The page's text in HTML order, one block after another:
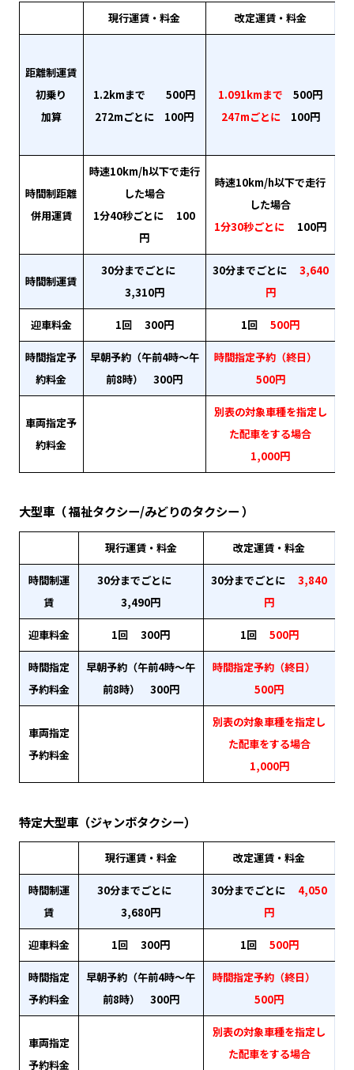
現行運賃・料金 改定運賃・料金
距離制運賃
初乗り
加算
1.2kmまで 500円
272mごとに 100円
1.091kmまで 500円
247mごとに100円
時間制距離
併用運賃
時速10km/h以下で走行
した場合
1分40秒ごとに 100
円
時速10km/h以下で走行
した場合
1分30秒ごとに 100円
時間制運賃
30分までごとに
3,310円
30分までごとに
3,640
円
迎車料金 1回 300円 1回 500円
時間指定予
約料金
早朝予約（午前4時～午
前8時） 300円
時間指定予約（終日）
500円
車両指定予
約料金
別表の対象車種を指定し
た配車をする場合
1,000円
大型車（ 福祉タクシー/みどりのタクシー ）
現行運賃・料金 改定運賃・料金
時間制運
賃
30分までごとに
3,490円
30分までごとに
3,840
円
迎車料金 1回 300円 1回 500円
時間指定
予約料金
早朝予約（午前4時～午
前8時） 300円
時間指定予約（終日）
500円
車両指定
予約料金
別表の対象車種を指定し
た配車をする場合
1,000円
特定大型車（ジャンボタクシー）
現行運賃・料金 改定運賃・料金
時間制運
賃
30分までごとに
3,680円
30分までごとに
4,050
円
迎車料金 1回 300円 1回 500円
時間指定
予約料金
早朝予約（午前4時～午
前8時） 300円
時間指定予約（終日）
500円
車両指定
予約料金
別表の対象車種を指定し
た配車をする場合